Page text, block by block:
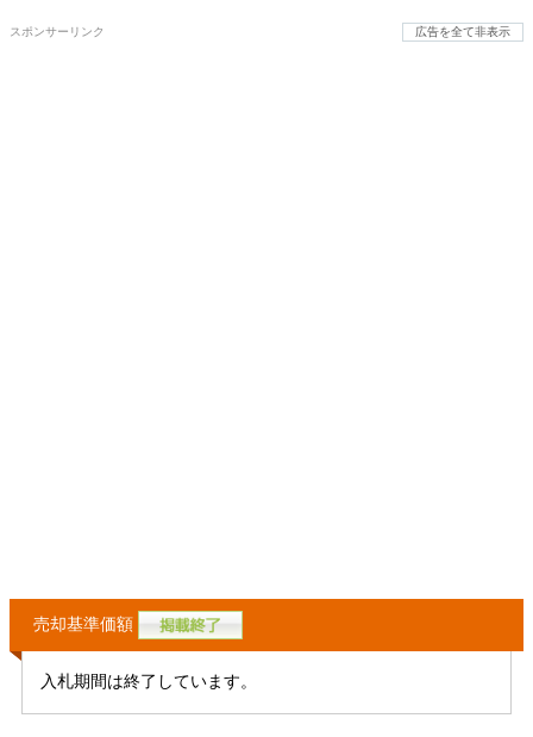
スポンサーリンク 広告を全て非表示
売却基準価額
入札期間は終了しています。